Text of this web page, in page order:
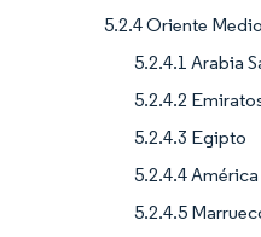
5.2.4 Oriente
5.2.4.1 Arabia
5.2.4.2
5.2.4.3 Egipto
5.2.4.4 América
5.2.4.5